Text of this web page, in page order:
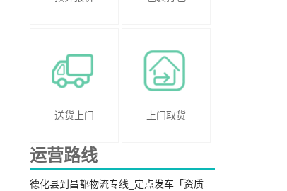
送货上门 上门取货
运营路线
德化县到昌都物流专线_定点发车「资质齐全」